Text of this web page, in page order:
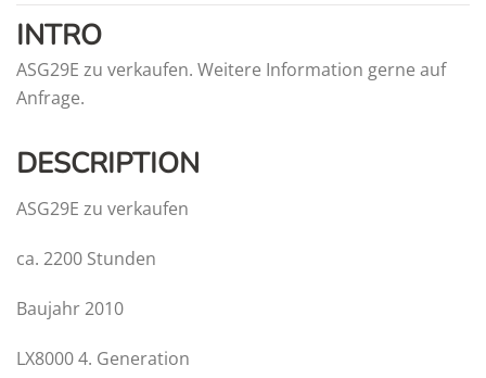
INTRO
ASG29E zu verkaufen. Weitere Information gerne auf
Anfrage.
DESCRIPTION
ASG29E zu verkaufen
ca. 2200 Stunden
Baujahr 2010
LX8000 4. Generation